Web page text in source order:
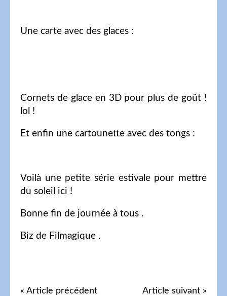
Une carte avec des glaces :
Cornets de glace en 3D pour plus de goût !
lol !
Et enfin une cartounette avec des tongs :
Voilà une petite série estivale pour mettre
du soleil ici !
Bonne fin de journée à tous .
Biz de Filmagique .
« Article précédent Article suivant »